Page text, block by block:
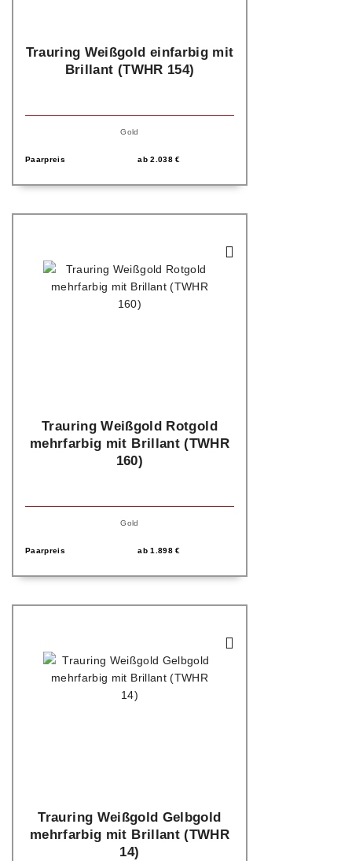
Trauring Weißgold einfarbig mit
Brillant (TWHR 154)
Gold
Paarpreis ab2.038€
Trauring Weißgold Rotgold
mehrfarbig mit Brillant (TWHR
160)
Gold
Paarpreis ab1.898€
Trauring Weißgold Gelbgold
mehrfarbig mit Brillant (TWHR
14)